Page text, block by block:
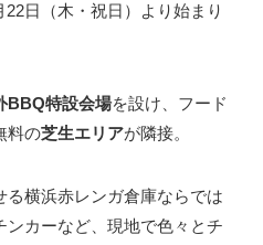
22日（木・祝日）より始まり
BBQ特設会場を設け、フード
料の芝生エリアが隣接。
横浜赤レンガ倉庫ならでは
カーなど、現地で色々とチ